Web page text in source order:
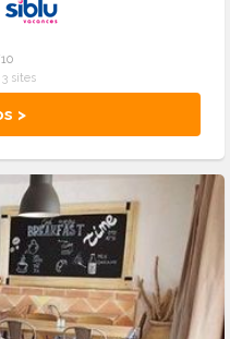
>
sites